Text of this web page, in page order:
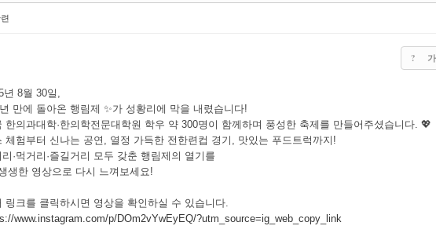
? 가
년 8월 30일,
만에 돌아온 행림제 ✨가 성황리에 막을 내렸습니다!
한의과대학·한의학전문대학원 학우 약 300명이 함께하며 풍성한 축제를 만들어주셨습니다. 💖
체험부터 신나는 공연, 열정 가득한 전한련컵 경기, 맛있는 푸드트럭까지!
·먹거리·즐길거리 모두 갖춘 행림제의 열기를
생한 영상으로 다시 느껴보세요!
링크를 클릭하시면 영상을 확인하실 수 있습니다.
www.instagram.com/p/DOm2vYwEyEQ/?utm_source=ig_web_copy_link